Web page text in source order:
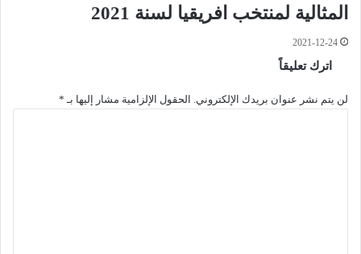
المثالية لمنتخب افريقيا لسنة 2021
2021-12-24
اترك تعليقاً
لن يتم نشر عنوان بريدك الإلكتروني. الحقول الإلزامية مشار إليها بـ *